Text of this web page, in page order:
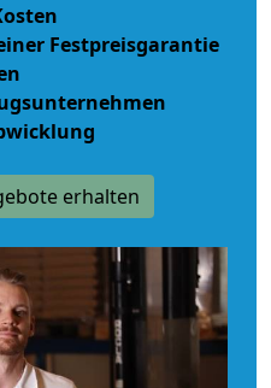
Festpreisgarantie
erhalten